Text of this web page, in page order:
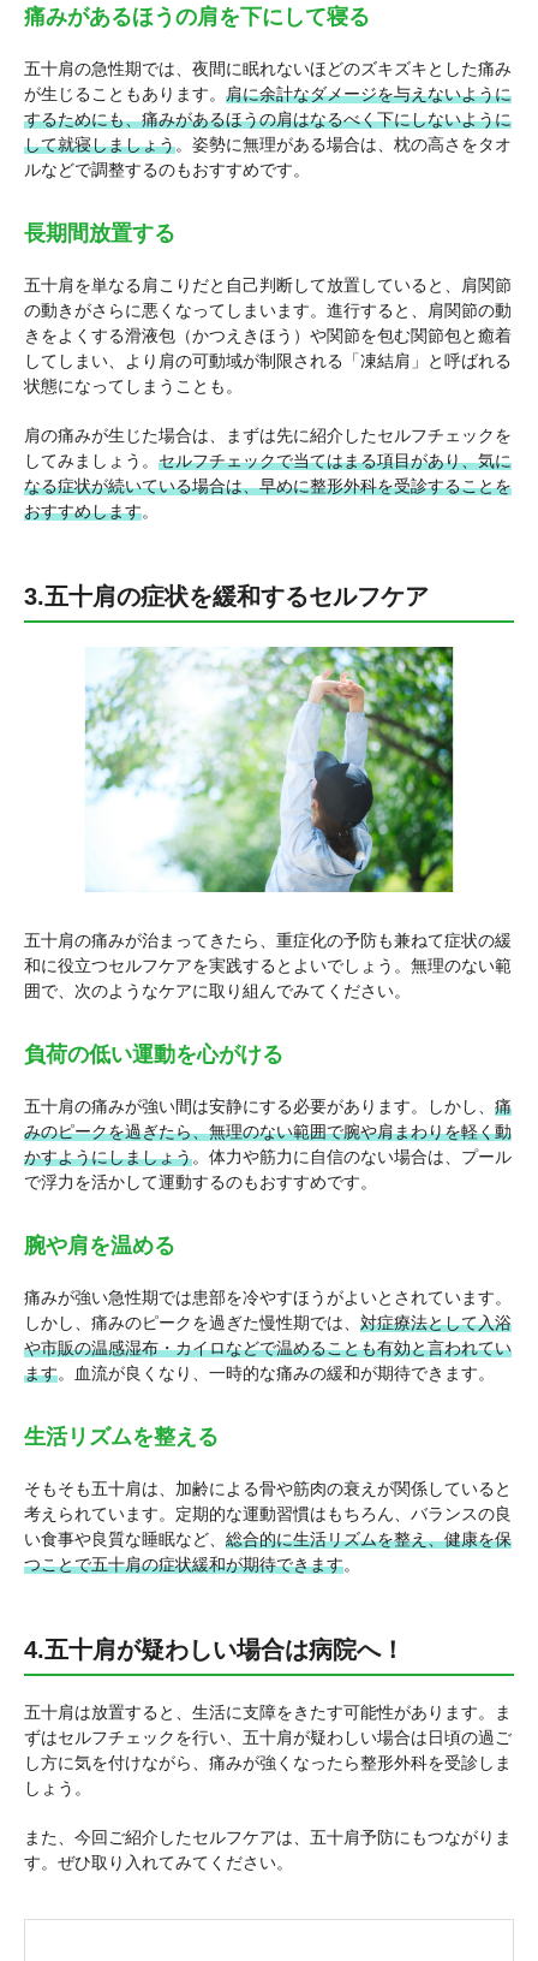
痛みがあるほうの肩を下にして寝る
五十肩の急性期では、夜間に眠れないほどのズキズキとした痛み
が生じることもあります。 肩に余計なダメージを与えないように
するためにも、痛みがあるほうの肩はなるべく下にしないように
して就寝しましょう。姿勢に無理がある場合は、枕の高さをタオ
ルなどで調整するのもおすすめです。
長期間放置する
五十肩を単なる肩こりだと自己判断して放置していると、肩関節
の動きがさらに悪くなってしまいます。進行すると、肩関節の動
きをよくする滑液包（かつえきほう）や関節を包む関節包と癒着
してしまい、より肩の可動域が制限される「凍結肩」と呼ばれる
状態になってしまうことも。
肩の痛みが生じた場合は、まずは先に紹介したセルフチェックを
してみましょう。 セルフチェックで当てはまる項目があり、気に
なる症状が続いている場合は、早めに整形外科を受診することを
おすすめします。
3.五十肩の症状を緩和するセルフケア
五十肩の痛みが治まってきたら、重症化の予防も兼ねて症状の緩
和に役立つセルフケアを実践するとよいでしょう。無理のない範
囲で、次のようなケアに取り組んでみてください。
負荷の低い運動を心がける
五十肩の痛みが強い間は安静にする必要があります。しかし、 痛
みのピークを過ぎたら、無理のない範囲で腕や肩まわりを軽く動
かすようにしましょう。体力や筋力に自信のない場合は、プール
で浮力を活かして運動するのもおすすめです。
腕や肩を温める
痛みが強い急性期では患部を冷やすほうがよいとされています。
しかし、痛みのピークを過ぎた慢性期では、 対症療法として入浴
や市販の温感湿布・カイロなどで温めることも有効と言われてい
ます。血流が良くなり、一時的な痛みの緩和が期待できます。
生活リズムを整える
そもそも五十肩は、加齢による骨や筋肉の衰えが関係していると
考えられています。定期的な運動習慣はもちろん、バランスの良
い食事や良質な睡眠など、 総合的に生活リズムを整え、健康を保
つことで五十肩の症状緩和が期待できます。
4.五十肩が疑わしい場合は病院へ！
五十肩は放置すると、生活に支障をきたす可能性があります。ま
ずはセルフチェックを行い、五十肩が疑わしい場合は日頃の過ご
し方に気を付けながら、痛みが強くなったら整形外科を受診しま
しょう。
また、今回ご紹介したセルフケアは、五十肩予防にもつながりま
す。ぜひ取り入れてみてください。